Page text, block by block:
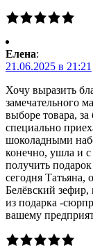
Елена:
21.06.2025 в 21:21
Хочу выразить
замечательного
выборе товара,
специально
шоколадными
конечно, ушла и
получить
сегодня Татьяна,
Белёвский
из подарка -
вашему